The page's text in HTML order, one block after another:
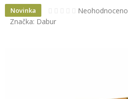
Novinka
Průměrné
Neohodnoceno
Značka: Dabur